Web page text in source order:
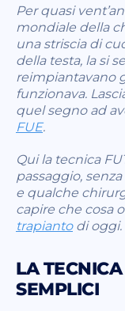
Per quasi
mondiale della
una striscia di
della testa, la si
reimpiantavano
funzionava.
quel segno ad
FUE.
Qui la tecnica
passaggio,
e qualche
capire che cosa
trapiantodi oggi.
LA
SEMPLICI